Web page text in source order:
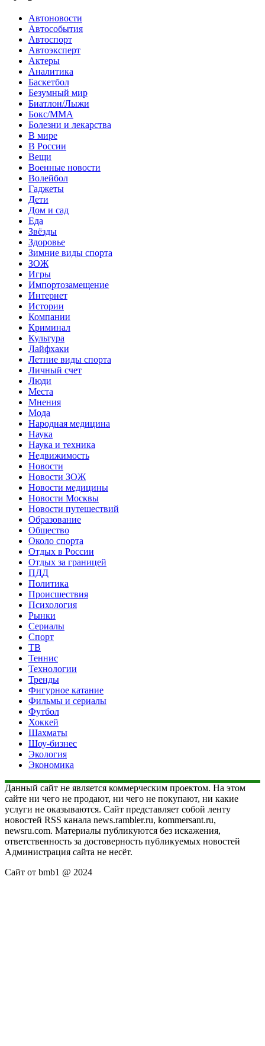
Автоновости
Автособытия
Автоспорт
Автоэксперт
Актеры
Аналитика
Баскетбол
Безумный мир
Биатлон/Лыжи
Бокс/MMA
Болезни и лекарства
В мире
В России
Вещи
Военные новости
Волейбол
Гаджеты
Дети
Дом и сад
Еда
Звёзды
Здоровье
Зимние виды спорта
ЗОЖ
Игры
Импортозамещение
Интернет
Истории
Компании
Криминал
Культура
Лайфхаки
Летние виды спорта
Личный счет
Люди
Места
Мнения
Мода
Народная медицина
Наука
Наука и техника
Недвижимость
Новости
Новости ЗОЖ
Новости медицины
Новости Москвы
Новости путешествий
Образование
Общество
Около спорта
Отдых в России
Отдых за границей
ПДД
Политика
Происшествия
Психология
Рынки
Сериалы
Спорт
ТВ
Теннис
Технологии
Тренды
Фигурное катание
Фильмы и сериалы
Футбол
Хоккей
Шахматы
Шоу-бизнес
Экология
Экономика
Данный сайт не является коммерческим проектом. На этом
сайте ни чего не продают, ни чего не покупают, ни какие
услуги не оказываются. Сайт представляет собой ленту
новостей RSS канала news.rambler.ru, kommersant.ru,
newsru.com. Материалы публикуются без искажения,
ответственность за достоверность публикуемых новостей
Администрация сайта не несёт.
Сайт от bmb1 @ 2024